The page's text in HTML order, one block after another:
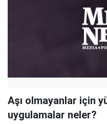
Aşı olmayanlar için
uygulamalar neler?